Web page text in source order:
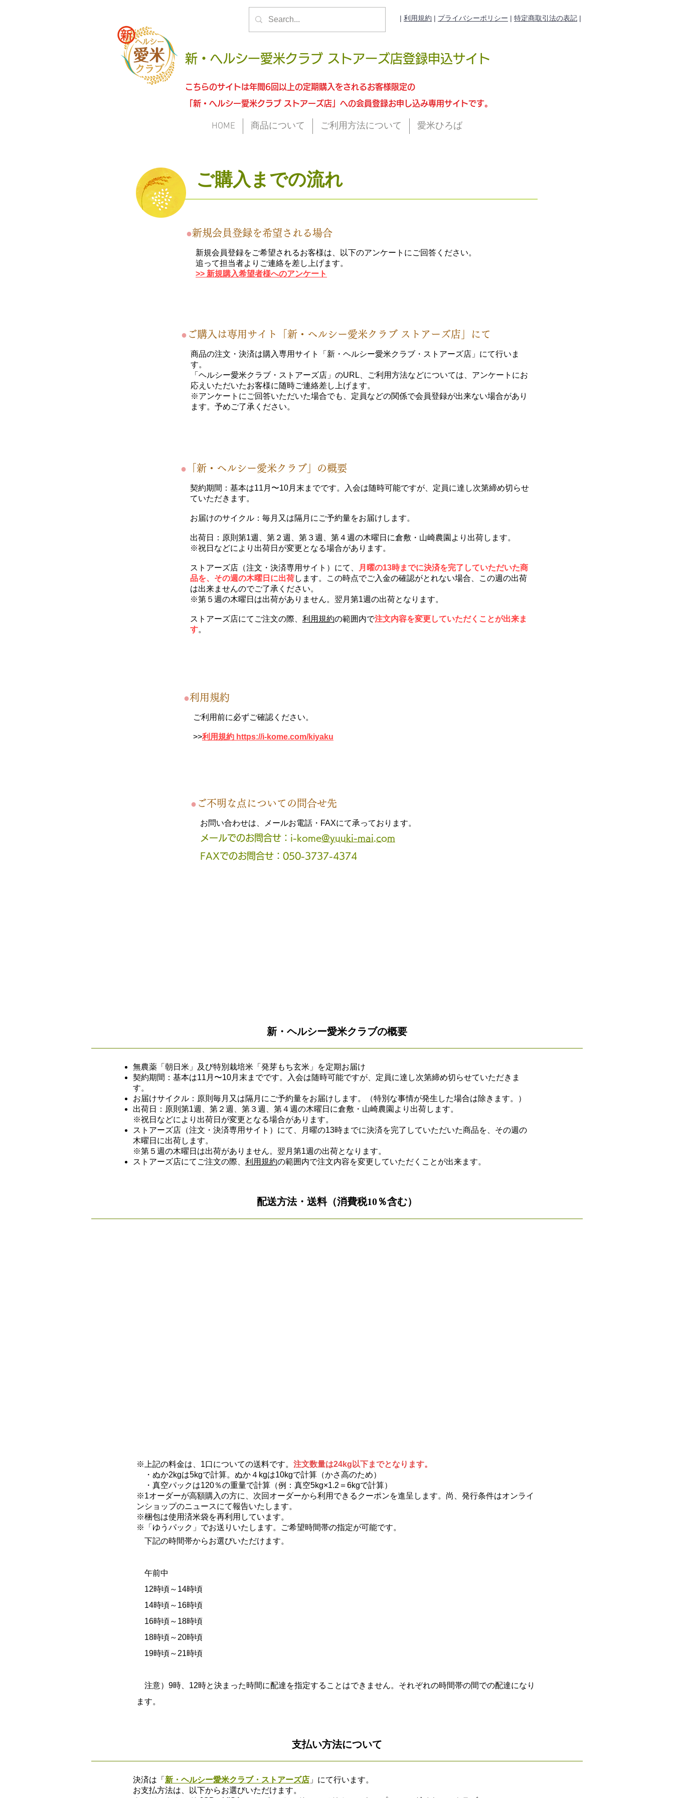
| ​ 利用規約 | プライバシーポリシー | 特定商取引法の表記 |
新・ヘルシー愛米クラブ ストアーズ店登録申込サイト
こちらのサイトは年間6回以上の定期購入をされるお客様限定の
新・ヘルシー愛米クラブ ストアーズ店 」への会員登録お申し込み専用サイトです。
HOME 商品について ご利用方法について 愛米ひろば
ご購入までの流れ
●新規会員登録を希望される場合
新規会員登録をご希望されるお客様は、以下のアンケートにご回答ください。
追って担当者よりご連絡を差し上げます。
​>> 新規購入希望者様へのアンケート
● ご購入は専用サイト「新・ヘルシー愛米クラブ ストアーズ店」にて
商品の注文・決済は購入専用サイト「新・ヘルシー愛米クラブ・ストアーズ店」にて行いま
す。
「 ヘルシー愛米クラブ・ストアーズ店 」のURL、ご利用方法などについては、アンケートにお
応えいただいたお客様に随時ご連絡差し上げます。
​※アンケートにご回答いただいた場合でも、定員などの関係で会員登録が出来ない場合があり
ます。予めご了承ください。
● 「新・ヘルシー愛米クラブ」の概要
契約期間：基本は11月〜10月末までです。入会は随時可能ですが、定員に達し次第締め切らせ
ていただきます。
お届けのサイクル：毎月又は隔月にご予約量をお届けします。
出荷日：原則第1週、第２週、第３週、第４週の木曜日に倉敷・山崎農園より出荷します。
※祝日などにより出荷日が変更となる場合があります。
ストアーズ店（注文・決済専用サイト）にて、
月曜の13時までに決済を完了していただいた商
品を、その週の木曜日に出荷します。この時点でご入金の確認がとれない場合、この週の出荷
は出来ませんのでご了承ください。
※第５週の木曜日は出荷がありません。翌月第1週の出荷となります。
ストアーズ店にてご注文の際、 利用規約の範囲内で注文内容を変更していただくことが出来ま
す。
●利用規約
ご利用前に必ずご確認ください。
>>利用規約 https://i-kome.com/kiyaku
● ご不明な点についての問合せ先
お問い合わせは、メールお電話・FAXにて承っております。
メールでのお問合せ：i-kome@yuuki-mai.com
FAXでのお問合せ：050-3737-4374
新・ヘルシー愛米クラブの概要
無農薬「朝日米」及び特別栽培米「発芽もち玄米」を定期お届け
契約期間：基本は11月〜10月末までです。入会は随時可能ですが、定員に達し次第締め切らせていただきま
す。
お届けサイクル：原則毎月又は隔月にご予約量をお届けします。（特別な事情が発生した場合は除きます。）
出荷日：原則第1週、第２週、第３週、第４週の木曜日に倉敷・山崎農園より出荷します。
※祝日などにより出荷日が変更となる場合があります。
ストアーズ店（注文・決済専用サイト）にて、月曜の13時までに決済を完了していただいた商品を、その週の
木曜日に出荷します。
※第５週の木曜日は出荷がありません。翌月第1週の出荷となります。
ストアーズ店にてご注文の際、 利用規約の範囲内で注文内容を変更していただくことが出来ます。
配送方法・送料（消費税10％含む）
※上記の料金は、1口についての送料です。 注文数量は24kg以下までとなります。
・ぬか2kgは5kgで計算。ぬか４kgは10kgで計算（かさ高のため）
・真空パックは120％の重量で計算（例：真空5kg×1.2＝6kgで計算）
※1オーダーが高額購入の方に、次回オーダーから利用できるクーポンを進呈します。尚、発行条件はオンライ
ンショップのニュースにて報告いたします。
※梱包は使用済米袋を再利用しています。
※「ゆうパック」でお送りいたします。ご希望時間帯の指定が可能です。
下記の時間帯からお選びいただけます。
午前中
12時頃～14時頃
14時頃～16時頃
16時頃～18時頃
18時頃～20時頃
19時頃～21時頃
注意）9時、12時と決まった時間に配達を指定することはできません。それぞれの時間帯の間での配達になり
ます。
支払い方法について
決済は「 新・ ヘルシー愛米クラブ・ストアーズ店 」にて行います。
お支払方法は、以下からお選びいただけます。